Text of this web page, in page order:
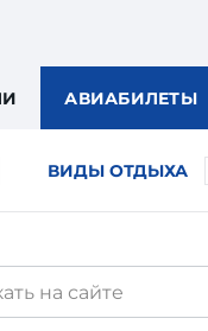
АВИАБИЛЕТЫ
ВИДЫ ОТДЫХА